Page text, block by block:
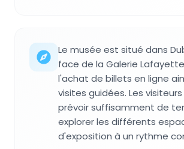
Le musée est situé dans
face de la Galerie
l'achat de billets en ligne
visites guidées. Les
prévoir suffisamment de
explorer les différents
d'exposition à un rythme